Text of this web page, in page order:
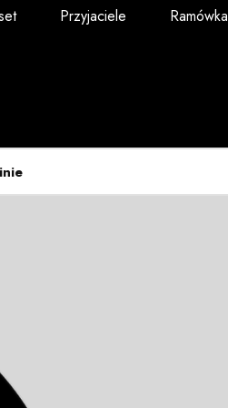
Przyjaciele Ramówka